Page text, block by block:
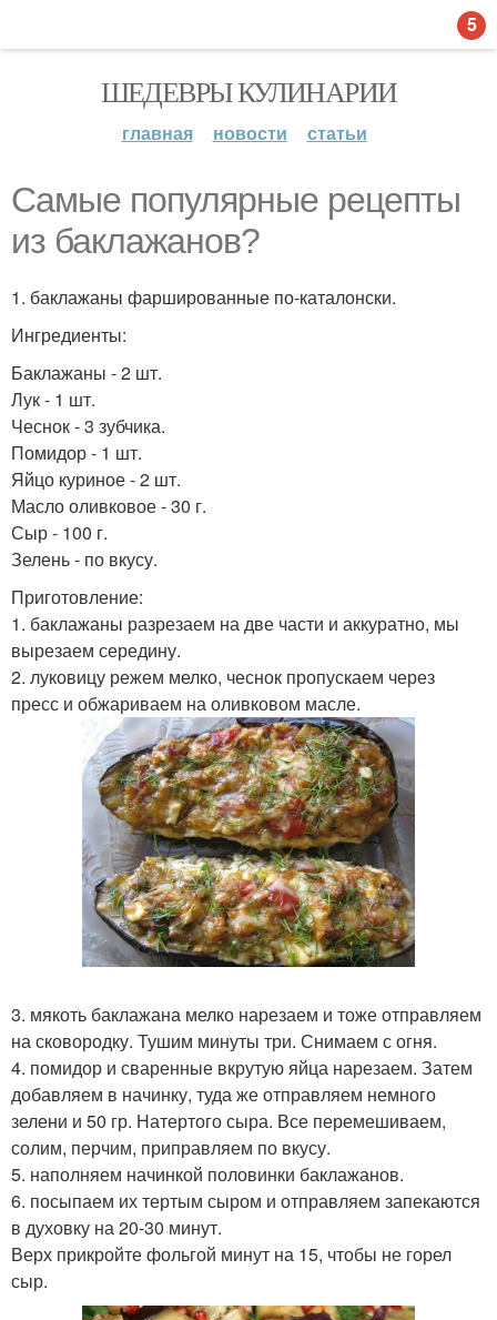
ШЕДЕВРЫ КУЛИНАРИИ
главная новости статьи
Самые популярные рецепты
из баклажанов?
1. баклажаны фаршированные по-каталонски.
Ингредиенты:
Баклажаны - 2 шт.
Лук - 1 шт.
Чеснок - 3 зубчика.
Помидор - 1 шт.
Яйцо куриное - 2 шт.
Масло оливковое - 30 г.
Сыр - 100 г.
Зелень - по вкусу.
Приготовление:
1. баклажаны разрезаем на две части и аккуратно, мы
вырезаем середину.
2. луковицу режем мелко, чеснок пропускаем через
пресс и обжариваем на оливковом масле.
3. мякоть баклажана мелко нарезаем и тоже отправляем
на сковородку. Тушим минуты три. Снимаем с огня.
4. помидор и сваренные вкрутую яйца нарезаем. Затем
добавляем в начинку, туда же отправляем немного
зелени и 50 гр. Натертого сыра. Все перемешиваем,
солим, перчим, приправляем по вкусу.
5. наполняем начинкой половинки баклажанов.
6. посыпаем их тертым сыром и отправляем запекаются
в духовку на 20-30 минут.
Верх прикройте фольгой минут на 15, чтобы не горел
сыр.
5